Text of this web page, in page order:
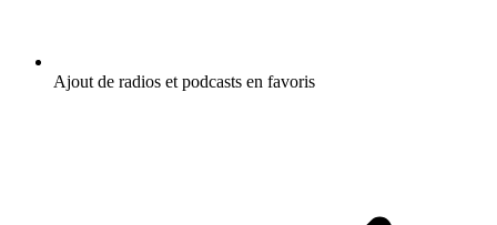
Ajout de radios et podcasts en favoris